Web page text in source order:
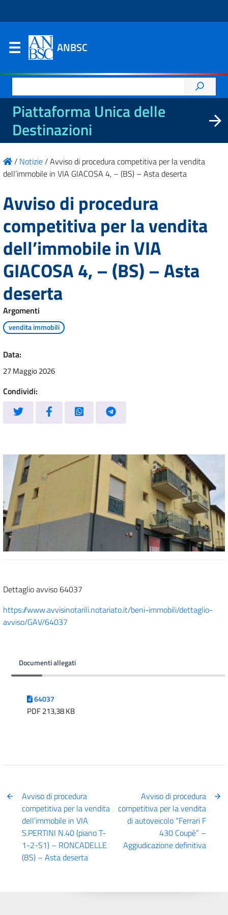
ANBSC
per:
Piattaforma Unica delle
Destinazioni
/ Notizie/Avviso di procedura competitiva per la vendita
dell’immobile in VIA GIACOSA 4, – (BS) – Asta deserta
Avviso di procedura
competitiva per la vendita
dell’immobile in VIA
GIACOSA 4, – (BS) – Asta
deserta
Argomenti
vendita immobili
Data:
27 Maggio 2026
Condividi:
Dettaglio avviso 64037
https://www.avvisinotarili.notariato.it/beni-immobili/dettaglio-
avviso/GAV/64037
Documenti allegati
64037
PDF 213,38 KB
Avviso di procedura
competitiva per la vendita
dell’immobile in VIA
S.PERTINI N.40 (piano T-
1-2-S1) – RONCADELLE
(BS) – Asta deserta
Avviso di procedura
competitiva per la vendita
di autoveicolo “Ferrari F
430 Coupè” –
Aggiudicazione definitiva